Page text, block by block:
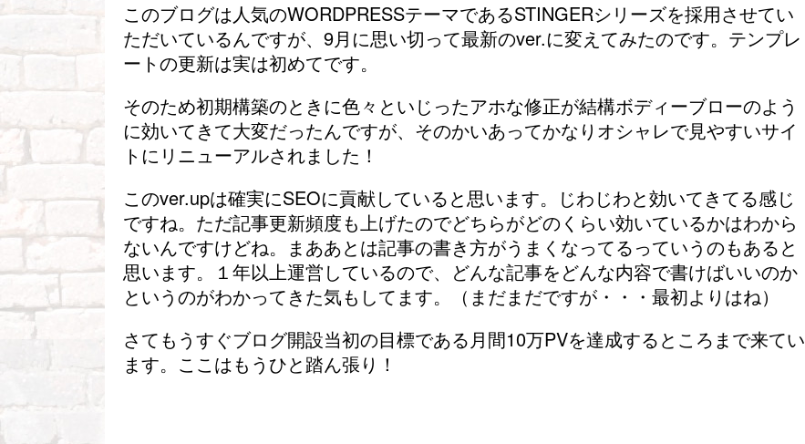
このブログは人気のWORDPRESSテーマであるSTINGERシリーズを採用させてい
ただいているんですが、9月に思い切って最新のver.に変えてみたのです。テンプレ
ートの更新は実は初めてです。
そのため初期構築のときに色々といじったアホな修正が結構ボディーブローのよう
に効いてきて大変だったんですが、そのかいあってかなりオシャレで見やすいサイ
トにリニューアルされました！
このver.upは確実にSEOに貢献していると思います。じわじわと効いてきてる感じ
ですね。ただ記事更新頻度も上げたのでどちらがどのくらい効いているかはわから
ないんですけどね。まああとは記事の書き方がうまくなってるっていうのもあると
思います。１年以上運営しているので、どんな記事をどんな内容で書けばいいのか
というのがわかってきた気もしてます。（まだまだですが・・・最初よりはね）
さてもうすぐブログ開設当初の目標である月間10万PVを達成するところまで来てい
ます。ここはもうひと踏ん張り！